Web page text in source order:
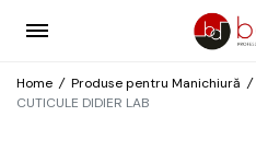
Home / Produse pentru Manichiură /
CUTICULE DIDIER LAB